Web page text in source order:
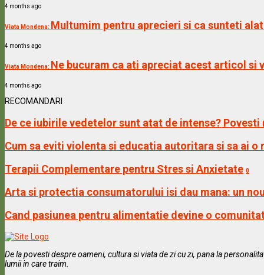
4 months ago
Viata Mondena: Multumim pentru aprecieri si ca sunteti
4 months ago
Viata Mondena: Ne bucuram ca ati apreciat acest articol si
4 months ago
RECOMANDARI
De ce iubirile vedetelor sunt atat de intense?
Cum sa eviti violenta si educatia autoritara si sa ai
Terapii Complementare pentru Stres si Anxietate 0
Arta si protectia consumatorului isi dau mana: un
Cand pasiunea pentru alimentatie devine o
De la povesti despre oameni, cultura si viata de zi cu zi, pana la
lumii in care traim.